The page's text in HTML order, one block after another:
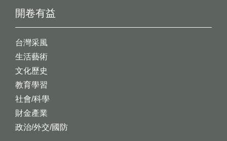
開卷有益
台灣采風
生活藝術
文化歷史
教育學習
社會/科學
財金產業
政治/外交/國防